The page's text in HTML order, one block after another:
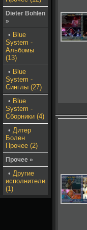
Dieter Bohlen
»
• Blue
System -
Альбомы
(13)
• Blue
System -
Синглы (27)
• Blue
System -
Сборники (4)
• Дитер
Болен
Прочее (2)
Прочее »
• Другие
исполнители
(1)